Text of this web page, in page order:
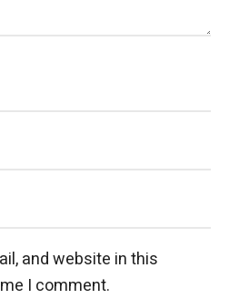
and website in this
I comment.